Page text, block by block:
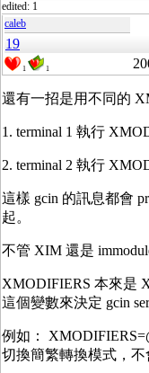
edited: 1
caleb
19
1 1
還有一招是用不同的
1. terminal 1 執行
2. terminal 2 執行
這樣 gcin 的訊息都會
起。
不管 XIM 還是
XMODIFIERS 本來是
這個變數來決定 gcin
例如：
切換簡繁轉換模式，不